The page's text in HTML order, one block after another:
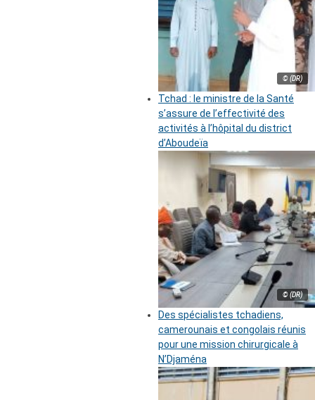
© (DR)
Tchad : le ministre de la Santé
s’assure de l’effectivité des
activités à l’hôpital du district
d’Aboudeïa
© (DR)
Des spécialistes tchadiens,
camerounais et congolais réunis
pour une mission chirurgicale à
N’Djaména